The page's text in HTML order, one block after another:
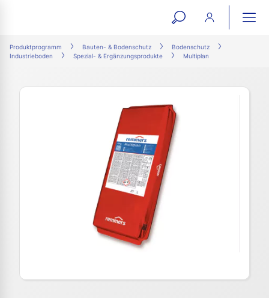
open
search
form
Produktprogramm Bauten- & Bodenschutz
Bodenschutz
Industrieboden
Spezial- & Ergänzungsprodukte Multiplan